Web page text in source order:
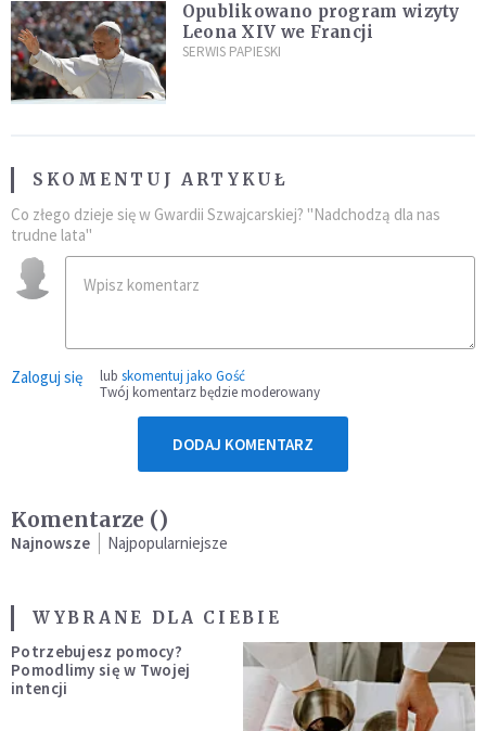
Opublikowano program wizyty
Leona XIV we Francji
SERWIS PAPIESKI
SKOMENTUJ ARTYKUŁ
Co złego dzieje się w Gwardii Szwajcarskiej? "Nadchodzą dla nas
trudne lata"
Zaloguj się lub skomentuj jako Gość
Twój komentarz będzie moderowany
DODAJ KOMENTARZ
Komentarze ()
Najnowsze Najpopularniejsze
WYBRANE DLA CIEBIE
Potrzebujesz pomocy?
Pomodlimy się w Twojej
intencji